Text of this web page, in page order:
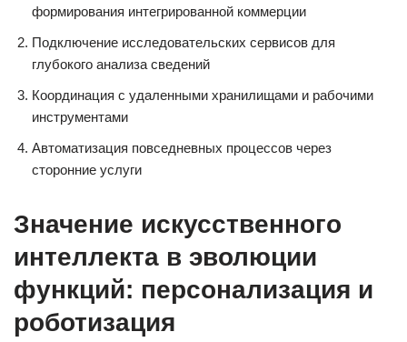
формирования интегрированной коммерции
Подключение исследовательских сервисов для
глубокого анализа сведений
Координация с удаленными хранилищами и рабочими
инструментами
Автоматизация повседневных процессов через
сторонние услуги
Значение искусственного
интеллекта в эволюции
функций: персонализация и
роботизация